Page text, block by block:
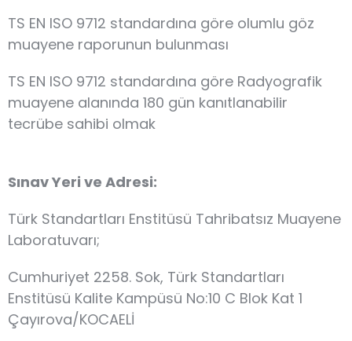
TS EN ISO 9712 standardına göre olumlu göz
muayene raporunun bulunması
TS EN ISO 9712 standardına göre Radyografik
muayene alanında 180 gün kanıtlanabilir
tecrübe sahibi olmak
Sınav Yeri ve Adresi:
Türk Standartları Enstitüsü Tahribatsız Muayene
Laboratuvarı;
Cumhuriyet 2258. Sok, Türk Standartları
Enstitüsü Kalite Kampüsü No:10 C Blok Kat 1
Çayırova/KOCAELİ